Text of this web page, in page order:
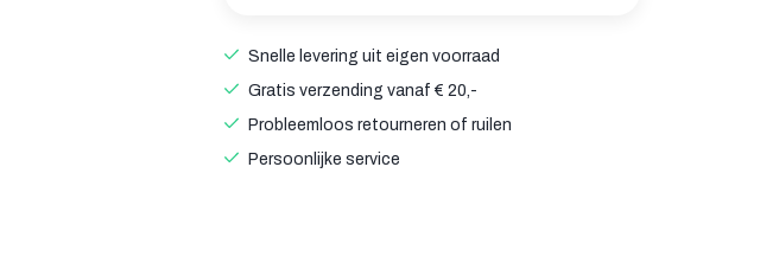
Snelle levering uit eigen voorraad
Gratis verzending vanaf € 20,-
Probleemloos retourneren of ruilen
Persoonlijke service